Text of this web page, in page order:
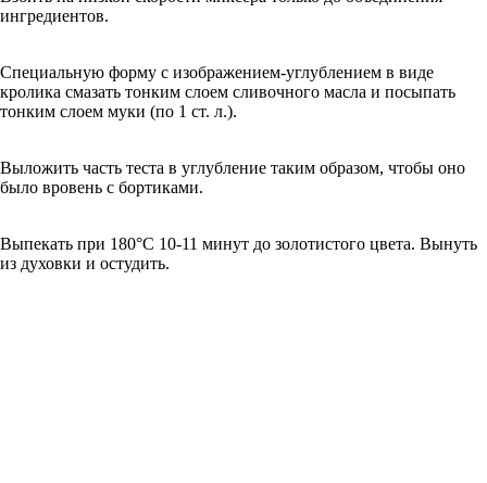
ингредиентов.
Специальную форму с изображением-углублением в виде
кролика смазать тонким слоем сливочного масла и посыпать
тонким слоем муки (по 1 ст. л.).
Выложить часть теста в углубление таким образом, чтобы оно
было вровень с бортиками.
Выпекать при 180°С 10-11 минут до золотистого цвета. Вынуть
из духовки и остудить.